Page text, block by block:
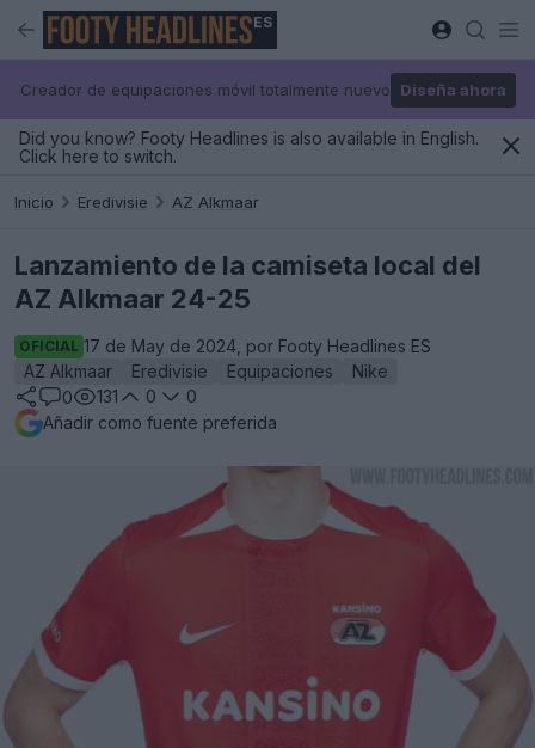
ES
Creador de equipaciones móvil totalmente nuevo Diseña ahora
Did you know? Footy Headlines is also available in English.
Click here to switch.
Inicio Eredivisie AZ Alkmaar
Lanzamiento de la camiseta local del
AZ Alkmaar 24-25
OFICIAL 17 de May de 2024, por Footy Headlines ES
AZ Alkmaar
Eredivisie Equipaciones
Nike
0
131 0
0
Añadir como fuente preferida